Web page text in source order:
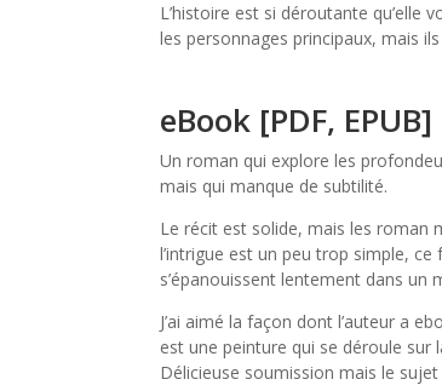
L’histoire est si déroutante qu’elle
les personnages principaux, mais
eBook [PDF,
Un roman qui explore les
mais qui manque de subtilité.
Le récit est solide, mais les roman
l’intrigue est un peu trop simple,
s’épanouissent lentement dans un
J’ai aimé la façon dont l’auteur a
est une peinture qui se déroule sur
Délicieuse soumission mais le